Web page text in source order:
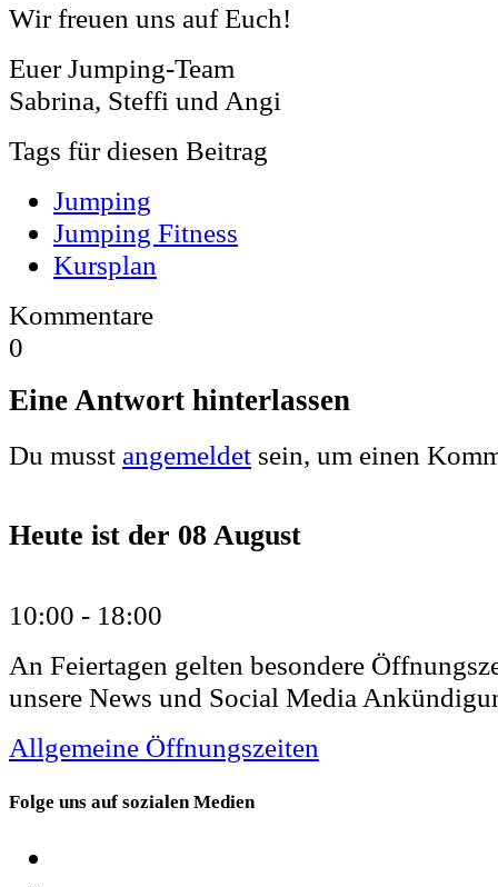
Wir freuen uns auf Euch!
Euer Jumping-Team
Sabrina, Steffi und Angi
Tags für diesen Beitrag
Jumping
Jumping Fitness
Kursplan
Kommentare
0
Eine Antwort hinterlassen
Du musst angemeldet sein, um einen
Heute ist der 08 August
10:00 - 18:00
An Feiertagen gelten besondere
unsere News und Social Media
Allgemeine Öffnungszeiten
Folge uns auf sozialen Medien